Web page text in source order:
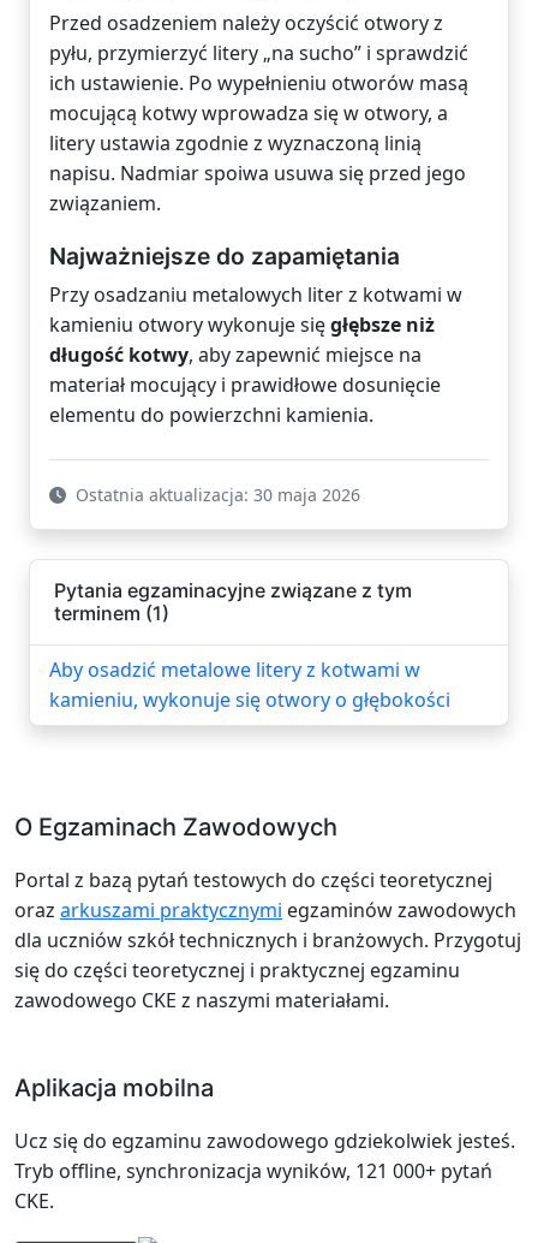
Przed osadzeniem należy oczyścić otwory z
pyłu, przymierzyć litery „na sucho” i sprawdzić
ich ustawienie. Po wypełnieniu otworów masą
mocującą kotwy wprowadza się w otwory, a
litery ustawia zgodnie z wyznaczoną linią
napisu. Nadmiar spoiwa usuwa się przed jego
związaniem.
Najważniejsze do zapamiętania
Przy osadzaniu metalowych liter z kotwami w
kamieniu otwory wykonuje sięgłębsze niż
długość kotwy, aby zapewnić miejsce na
materiał mocujący i prawidłowe dosunięcie
elementu do powierzchni kamienia.
Ostatnia aktualizacja: 30 maja 2026
Pytania egzaminacyjne związane z tym
terminem (1)
Aby osadzić metalowe litery z kotwami w
kamieniu, wykonuje się otwory o głębokości
O Egzaminach Zawodowych
Portal z bazą pytań testowych do części teoretycznej
oraz arkuszami praktycznymi egzaminów zawodowych
dla uczniów szkół technicznych i branżowych. Przygotuj
się do części teoretycznej i praktycznej egzaminu
zawodowego CKE z naszymi materiałami.
Aplikacja mobilna
Ucz się do egzaminu zawodowego gdziekolwiek jesteś.
Tryb offline, synchronizacja wyników, 121 000+ pytań
CKE.